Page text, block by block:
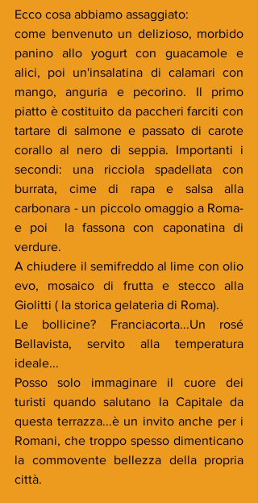
Ecco cosa abbiamo assaggiato:
come benvenuto un delizioso, morbido
panino allo yogurt con guacamole e
alici, poi un'insalatina di calamari con
mango, anguria e pecorino. Il primo
piatto è costituito da paccheri farciti con
tartare di salmone e passato di carote
corallo al nero di seppia. Importanti i
secondi: una ricciola spadellata con
burrata, cime di rapa e salsa alla
carbonara - un piccolo omaggio a Roma-
e poi  la fassona con caponatina di
verdure.
A chiudere il semifreddo al lime con olio
evo, mosaico di frutta e stecco alla
Giolitti ( la storica gelateria di Roma).
Le bollicine? Franciacorta...Un rosé
Bellavista, servito alla temperatura
ideale...
Posso solo immaginare il cuore dei
turisti quando salutano la Capitale da
questa terrazza...è un invito anche per i
Romani, che troppo spesso dimenticano
la commovente bellezza della propria
città.